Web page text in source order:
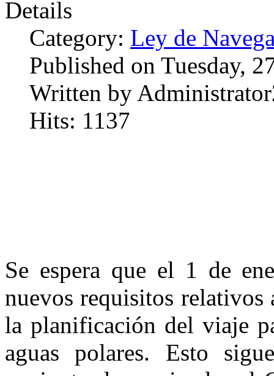
Details
Category: Ley de
Published on Tuesday,
Written by
Hits: 1137
Se espera que el 1 de
nuevos requisitos relativos
la planificación del viaje
aguas polares. Esto